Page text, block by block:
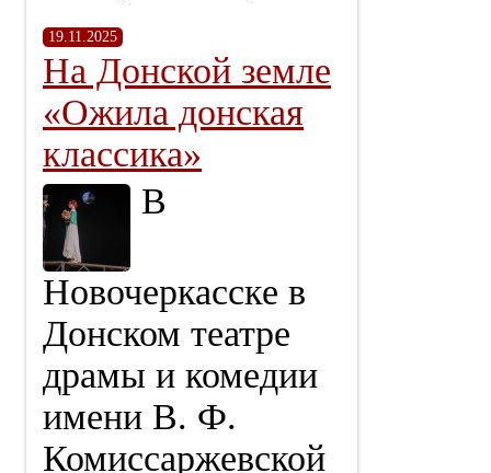
19.11.2025
На Донской земле
«Ожила донская
классика»
В
Новочеркасске в
Донском театре
драмы и комедии
имени В. Ф.
Комиссаржевской